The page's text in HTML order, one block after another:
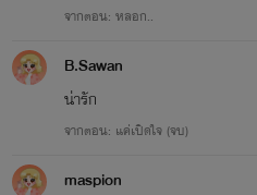
จากตอน: หลอก..
B.Sawan
น่ารัก
จากตอน: แค่เปิดใจ (จบ)
maspion